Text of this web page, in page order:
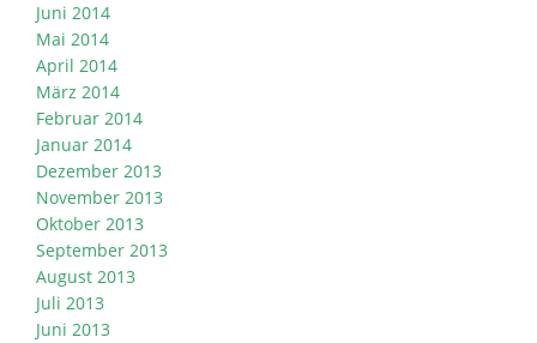
Juni 2014
Mai 2014
April 2014
März 2014
Februar 2014
Januar 2014
Dezember 2013
November 2013
Oktober 2013
September 2013
August 2013
Juli 2013
Juni 2013